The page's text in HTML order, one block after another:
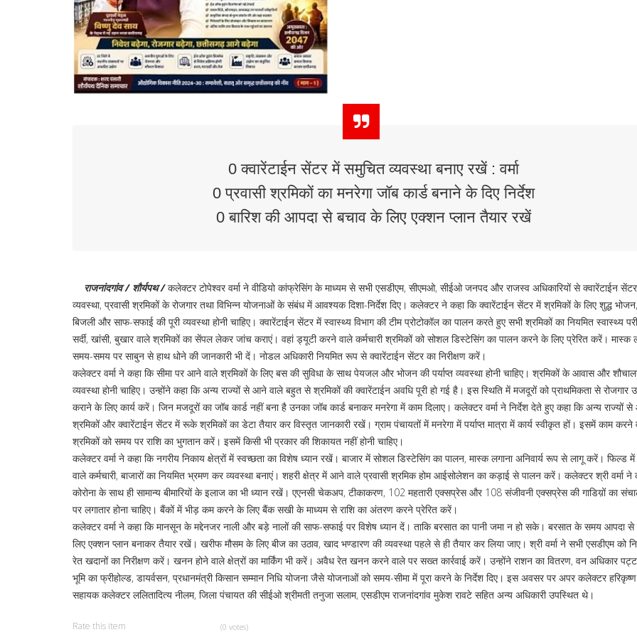
0 क्वारेंटाईन सेंटर में समुचित व्यवस्था बनाए रखें : वर्मा
0 प्रवासी श्रमिकों का मनरेगा जॉब कार्ड बनाने के दिए निर्देश
0 बारिश की आपदा से बचाव के लिए एक्शन प्लान तैयार रखें
राजनांदगांव / शौर्यपथ /कलेक्टर टोपेश्वर वर्मा ने वीडियो कांफ्रेसिंग के माध्यम से सभी एसडीएम, सीएमओ, सीईओ जनपद और राजस्व अधिकारियों से क्वारेंटाईन
व्यवस्था, प्रवासी श्रमिकों के रोजगार तथा विभिन्न योजनाओं के संबंध में आवश्यक दिशा-निर्देश दिए। कलेक्टर ने कहा कि क्वारेंटाईन सेंटर में श्रमिकों के लिए शुद्ध
बिजली और साफ-सफाई की पूरी व्यवस्था होनी चाहिए। क्वारेंटाईन सेंटर में स्वास्थ्य विभाग की टीम प्रोटोकॉल का पालन करते हुए सभी श्रमिकों का नियमित स्वास्थ्य
सर्दी, खांसी, बुखार वाले श्रमिकों का सेंपल लेकर जांच कराएं। वहां ड्यूटी करने वाले कर्मचारी श्रमिकों को सोशल डिस्टेसिंग का पालन करने के लिए प्रेरित करें। मास्क
समय-समय पर साबुन से हाथ धोने की जानकारी भी दें। नोडल अधिकारी नियमित रूप से क्वारेंटाईन सेंटर का निरीक्षण करें।
कलेक्टर वर्मा ने कहा कि सीमा पर आने वाले श्रमिकों के लिए बस की सुविधा के साथ पेयजल और भोजन की पर्याप्त व्यवस्था होनी चाहिए। श्रमिकों के आवास और
व्यवस्था होनी चाहिए। उन्होंने कहा कि अन्य राज्यों से आने वाले बहुत से श्रमिकों की क्वारेंटाईन अवधि पूरी हो गई है। इस स्थिति में मजदूरों को प्राथमिकता से रोजगार
कराने के लिए कार्य करें। जिन मजदूरों का जॉब कार्ड नहीं बना है उनका जॉब कार्ड बनाकर मनरेगा में काम दिलाए। कलेक्टर वर्मा ने निर्देश देते हुए कहा कि अन्य राज्यों
श्रमिकों और क्वारेंटाईन सेंटर में रूके श्रमिकों का डेटा तैयार कर विस्तृत जानकारी रखें। ग्राम पंचायतों में मनरेगा में पर्याप्त मात्रा में कार्य स्वीकृत हों। इसमें काम करने
श्रमिकों को समय पर राशि का भुगतान करें। इसमें किसी भी प्रकार की शिकायत नहीं होनी चाहिए।
कलेक्टर वर्मा ने कहा कि नगरीय निकाय क्षेत्रों में स्वच्छता का विशेष ध्यान रखें। बाजार में सोशल डिस्टेसिंग का पालन, मास्क लगाना अनिवार्य रूप से लागू करें। फिल्ड
वाले कर्मचारी, बाजारों का नियमित भ्रमण कर व्यवस्था बनाएं। शहरी क्षेत्र में आने वाले प्रवासी श्रमिक होम आईसोलेशन का कड़ाई से पालन करें। कलेक्टर श्री वर्मा ने
कोरोना के साथ ही सामान्य बीमारियों के इलाज का भी ध्यान रखें। एएनसी चेकअप, टीकाकरण, 102 महतारी एक्सप्रेस और 108 संजीवनी एक्सप्रेस की गाडिय़ों का
पर लगातार होना चाहिए। बैंकों में भीड़ कम करने के लिए बैंक सखी के माध्यम से राशि का अंतरण करने प्रेरित करें।
कलेक्टर वर्मा ने कहा कि मानसून के मद्देनजर नाली और बड़े नालों की साफ-सफाई पर विशेष ध्यान दें। ताकि बरसात का पानी जमा न हो सके। बरसात के समय आपदा
लिए एक्शन प्लान बनाकर तैयार रखें। खरीफ मौसम के लिए बीज का उठाव, खाद भण्डारण की व्यवस्था पहले से ही तैयार कर लिया जाए। श्री वर्मा ने सभी एसडीएम को
रेत खदानों का निरीक्षण करें। खनन होने वाले क्षेत्रों का मार्किंग भी करें। अवैध रेत खनन करने वाले पर सख्त कार्रवाई करें। उन्होंने राशन का वितरण, वन अधिकार
भूमि का फ्रीहोल्ड, डायर्वसन, प्रधानमंत्री किसान सम्मान निधि योजना जैसे योजनाओं को समय-सीमा में पूरा करने के निर्देश दिए। इस अवसर पर अपर कलेक्टर हरिकृष्ण
सहायक कलेक्टर ललितादित्य नीलम, जिला पंचायत की सीईओ श्रीमती तनुजा सलाम, एसडीएम राजनांदगांव मुकेश रावटे सहित अन्य अधिकारी उपस्थित थे।
Rate this item (0 votes)